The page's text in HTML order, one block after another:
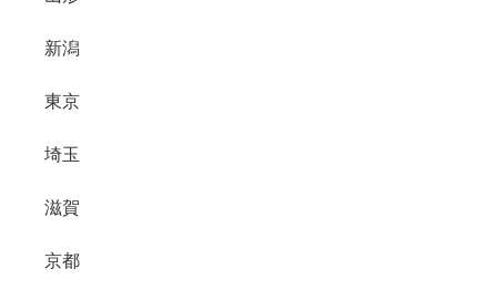
新潟
東京
埼玉
滋賀
京都